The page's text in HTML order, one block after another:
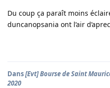
Du coup ça paraît moins
duncanopsania ont l’air
Dans[Evt] Bourse de Saint
2020